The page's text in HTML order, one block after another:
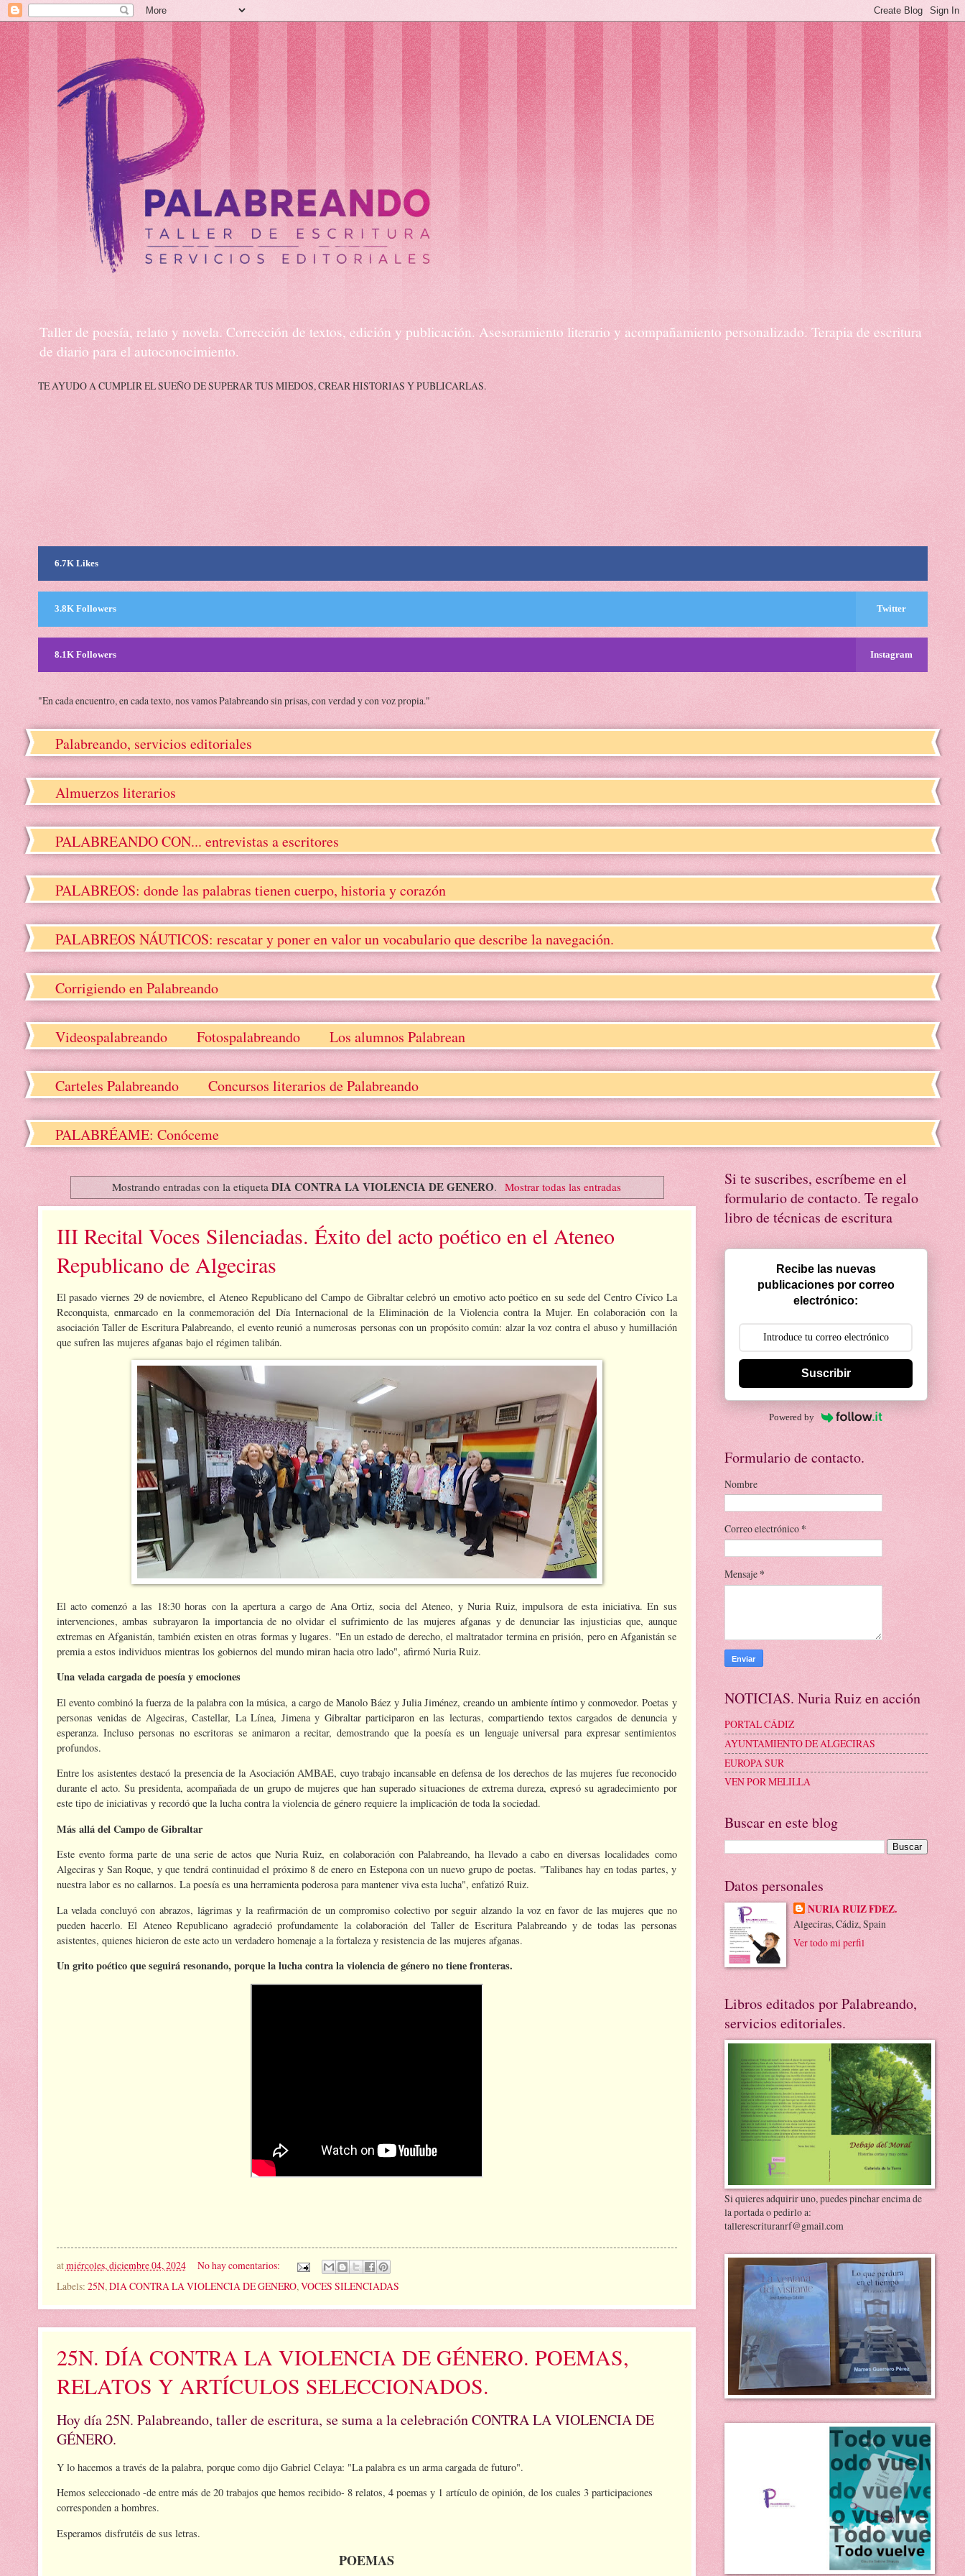
Taller de poesía, relato y novela. Corrección de textos, edición y publicación. Asesoramiento literario y acompañamiento personalizado. Terapia de escritura
de diario para el autoconocimiento.
TE AYUDO A CUMPLIR EL SUEÑO DE SUPERAR TUS MIEDOS, CREAR HISTORIAS Y PUBLICARLAS.
6.7K Likes
3.8K Followers Twitter
8.1K Followers Instagram
"En cada encuentro, en cada texto, nos vamos Palabreando sin prisas, con verdad y con voz propia."
Palabreando, servicios editoriales
Almuerzos literarios
PALABREANDO CON... entrevistas a escritores
PALABREOS: donde las palabras tienen cuerpo, historia y corazón
PALABREOS NÁUTICOS: rescatar y poner en valor un vocabulario que describe la navegación.
Corrigiendo en Palabreando
Videospalabreando Fotospalabreando Los alumnos Palabrean
Carteles Palabreando Concursos literarios de Palabreando
PALABRÉAME: Conóceme
Mostrando entradas con la etiquetaDIA CONTRA LA VIOLENCIA DE GENERO. Mostrar todas las entradas
III Recital Voces Silenciadas. Éxito del acto poético en el Ateneo
Republicano de Algeciras
El pasado viernes 29 de noviembre, el Ateneo Republicano del Campo de Gibraltar celebró un emotivo acto poético en su sede del Centro Cívico La
Reconquista, enmarcado en la conmemoración del Día Internacional de la Eliminación de la Violencia contra la Mujer. En colaboración con la
asociación Taller de Escritura Palabreando, el evento reunió a numerosas personas con un propósito común: alzar la voz contra el abuso y humillación
que sufren las mujeres afganas bajo el régimen talibán.
El acto comenzó a las 18:30 horas con la apertura a cargo de Ana Ortiz, socia del Ateneo, y Nuria Ruiz, impulsora de esta iniciativa. En sus
intervenciones, ambas subrayaron la importancia de no olvidar el sufrimiento de las mujeres afganas y de denunciar las injusticias que, aunque
extremas en Afganistán, también existen en otras formas y lugares. "En un estado de derecho, el maltratador termina en prisión, pero en Afganistán se
premia a estos individuos mientras los gobiernos del mundo miran hacia otro lado", afirmó Nuria Ruiz.
Una velada cargada de poesía y emociones
El evento combinó la fuerza de la palabra con la música, a cargo de Manolo Báez y Julia Jiménez, creando un ambiente íntimo y conmovedor. Poetas y
personas venidas de Algeciras, Castellar, La Línea, Jimena y Gibraltar participaron en las lecturas, compartiendo textos cargados de denuncia y
esperanza. Incluso personas no escritoras se animaron a recitar, demostrando que la poesía es un lenguaje universal para expresar sentimientos
profundos.
Entre los asistentes destacó la presencia de la Asociación AMBAE, cuyo trabajo incansable en defensa de los derechos de las mujeres fue reconocido
durante el acto. Su presidenta, acompañada de un grupo de mujeres que han superado situaciones de extrema dureza, expresó su agradecimiento por
este tipo de iniciativas y recordó que la lucha contra la violencia de género requiere la implicación de toda la sociedad.
Más allá del Campo de Gibraltar
Este evento forma parte de una serie de actos que Nuria Ruiz, en colaboración con Palabreando, ha llevado a cabo en diversas localidades como
Algeciras y San Roque, y que tendrá continuidad el próximo 8 de enero en Estepona con un nuevo grupo de poetas. "Talibanes hay en todas partes, y
nuestra labor es no callarnos. La poesía es una herramienta poderosa para mantener viva esta lucha", enfatizó Ruiz.
La velada concluyó con abrazos, lágrimas y la reafirmación de un compromiso colectivo por seguir alzando la voz en favor de las mujeres que no
pueden hacerlo. El Ateneo Republicano agradeció profundamente la colaboración del Taller de Escritura Palabreando y de todas las personas
asistentes, quienes hicieron de este acto un verdadero homenaje a la fortaleza y resistencia de las mujeres afganas.
Un grito poético que seguirá resonando, porque la lucha contra la violencia de género no tiene fronteras.
atmiércoles, diciembre 04, 2024
No hay comentarios:
Labels: 25N,DIA CONTRA LA VIOLENCIA DE GENERO,VOCES SILENCIADAS
25N. DÍA CONTRA LA VIOLENCIA DE GÉNERO. POEMAS,
RELATOS Y ARTÍCULOS SELECCIONADOS.
Hoy día 25N. Palabreando, taller de escritura, se suma a la celebración CONTRA LA VIOLENCIA DE
GÉNERO.
Y lo hacemos a través de la palabra, porque como dijo Gabriel Celaya: "La palabra es un arma cargada de futuro".
Hemos seleccionado -de entre más de 20 trabajos que hemos recibido- 8 relatos, 4 poemas y 1 artículo de opinión, de los cuales 3 participaciones
corresponden a hombres.
Esperamos disfrutéis de sus letras.
POEMAS
Si te suscribes, escríbeme en el
formulario de contacto. Te regalo
libro de técnicas de escritura
Recibe las nuevas
publicaciones por correo
electrónico:
Suscribir
Powered by
Formulario de contacto.
Nombre
Correo electrónico*
Mensaje *
NOTICIAS. Nuria Ruiz en acción
PORTAL CÁDIZ
AYUNTAMIENTO DE ALGECIRAS
EUROPA SUR
VEN POR MELILLA
Buscar en este blog
Datos personales
NURIA RUIZ FDEZ.
Algeciras, Cádiz, Spain
Ver todo mi perfil
Libros editados por Palabreando,
servicios editoriales.
Si quieres adquirir uno, puedes pinchar encima de
la portada o pedirlo a:
tallerescrituranrf@gmail.com